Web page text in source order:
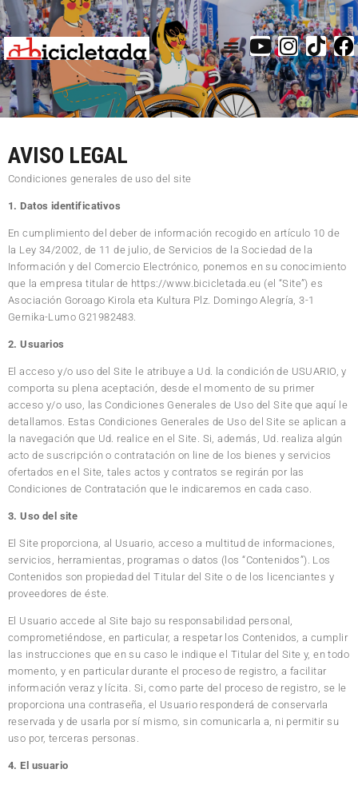
inicio
galería
santurtzi
mapa
inscripciones
contacto
AVISO LEGAL
Condiciones generales de uso del site
1. Datos identificativos
En cumplimiento del deber de información recogido en artículo 10 de
la Ley 34/2002, de 11 de julio, de Servicios de la Sociedad de la
Información y del Comercio Electrónico, ponemos en su conocimiento
que la empresa titular de https://www.bicicletada.eu (el “Site”) es
Asociación Goroago Kirola eta Kultura Plz. Domingo Alegría, 3-1
Gernika-Lumo G21982483.
2. Usuarios
El acceso y/o uso del Site le atribuye a Ud. la condición de USUARIO, y
comporta su plena aceptación, desde el momento de su primer
acceso y/o uso, las Condiciones Generales de Uso del Site que aquí le
detallamos. Estas Condiciones Generales de Uso del Site se aplican a
la navegación que Ud. realice en el Site. Si, además, Ud. realiza algún
acto de suscripción o contratación on line de los bienes y servicios
ofertados en el Site, tales actos y contratos se regirán por las
Condiciones de Contratación que le indicaremos en cada caso.
3. Uso del site
El Site proporciona, al Usuario, acceso a multitud de informaciones,
servicios, herramientas, programas o datos (los “Contenidos”). Los
Contenidos son propiedad del Titular del Site o de los licenciantes y
proveedores de éste.
El Usuario accede al Site bajo su responsabilidad personal,
comprometiéndose, en particular, a respetar los Contenidos, a cumplir
las instrucciones que en su caso le indique el Titular del Site y, en todo
momento, y en particular durante el proceso de registro, a facilitar
información veraz y lícita. Si, como parte del proceso de registro, se le
proporciona una contraseña, el Usuario responderá de conservarla
reservada y de usarla por sí mismo, sin comunicarla a, ni permitir su
uso por, terceras personas.
4. El usuario